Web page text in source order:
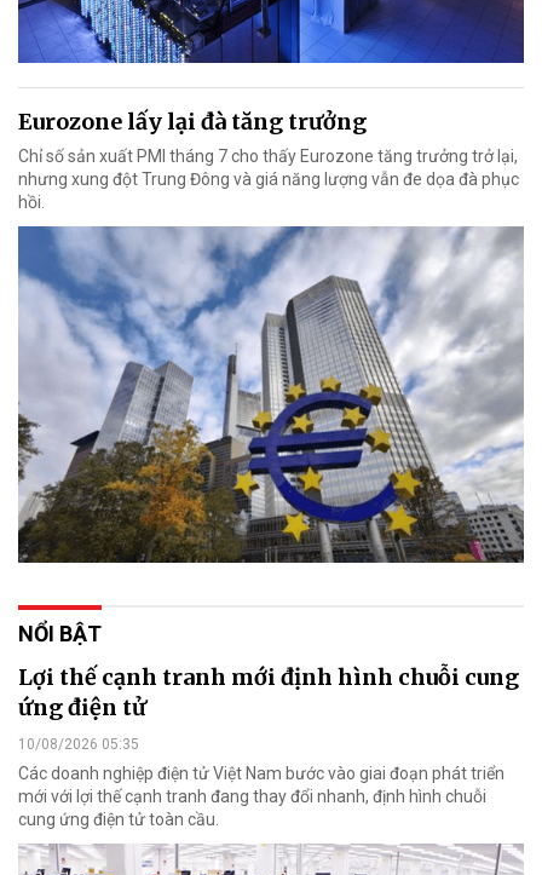
Eurozone lấy lại đà tăng trưởng
Chỉ số sản xuất PMI tháng 7 cho thấy Eurozone tăng trưởng trở lại,
nhưng xung đột Trung Đông và giá năng lượng vẫn đe dọa đà phục
hồi.
NỔI BẬT
Lợi thế cạnh tranh mới định hình chuỗi cung
ứng điện tử
10/08/2026 05:35
Các doanh nghiệp điện tử Việt Nam bước vào giai đoạn phát triển
mới với lợi thế cạnh tranh đang thay đổi nhanh, định hình chuỗi
cung ứng điện tử toàn cầu.